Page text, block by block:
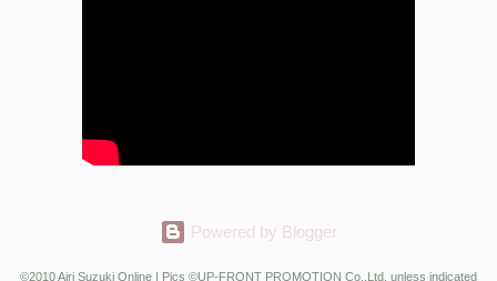
Powered by Blogger
©2010 Airi Suzuki Online | Pics ©UP-FRONT PROMOTION Co.,Ltd. unless indicated